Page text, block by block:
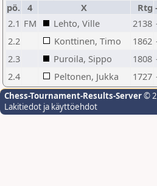
pö. 4 X Rtg
2.1 FM Lehto, Ville 2138
2.2
Konttinen, Timo 1862
2.3
Puroila, Sippo 1808
2.4
Peltonen, Jukka 1727
Chess-Tournament-Results-Server©
Lakitiedot ja käyttöehdot